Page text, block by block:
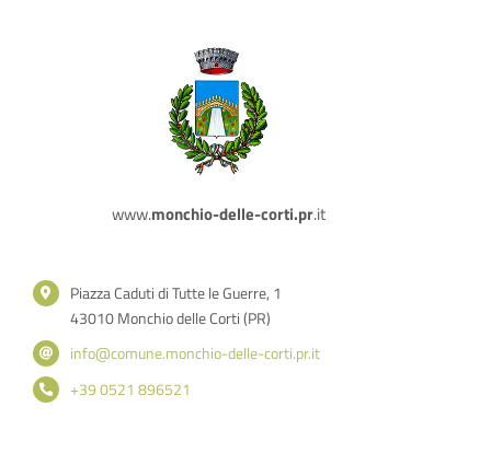
www.monchio-delle-corti.pr.it
Piazza Caduti di Tutte le Guerre, 1
43010 Monchio delle Corti (PR)
info@comune.monchio-delle-corti.pr.it
+39 0521 896521